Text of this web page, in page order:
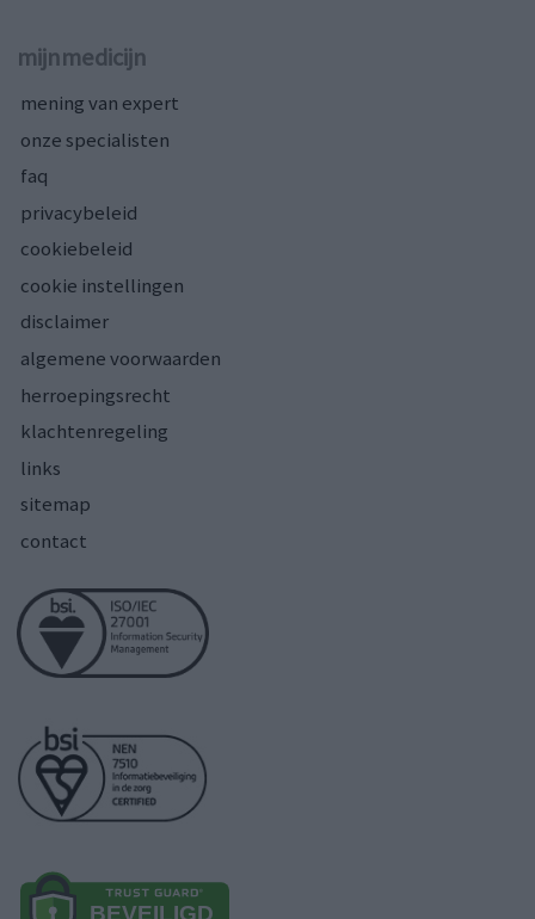
mijnmedicijn
mening van expert
onze specialisten
faq
privacybeleid
cookiebeleid
cookie instellingen
disclaimer
algemene voorwaarden
herroepingsrecht
klachtenregeling
links
sitemap
contact